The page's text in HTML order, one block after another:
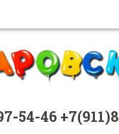
54-46